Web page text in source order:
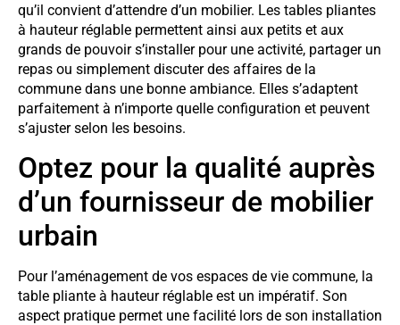
qu’il convient d’attendre d’un mobilier. Les tables pliantes
à hauteur réglable permettent ainsi aux petits et aux
grands de pouvoir s’installer pour une activité, partager un
repas ou simplement discuter des affaires de la
commune dans une bonne ambiance. Elles s’adaptent
parfaitement à n’importe quelle configuration et peuvent
s’ajuster selon les besoins.
Optez pour la qualité auprès
d’un fournisseur de mobilier
urbain
Pour l’aménagement de vos espaces de vie commune, la
table pliante à hauteur réglable est un impératif. Son
aspect pratique permet une facilité lors de son installation